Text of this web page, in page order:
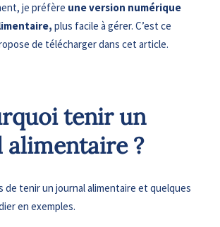
je préfère une version numérique
plus facile à gérer. C’est ce
de télécharger dans cet article.
tenir un
alimentaire ?
de tenir un journal alimentaire et quelques
en exemples.